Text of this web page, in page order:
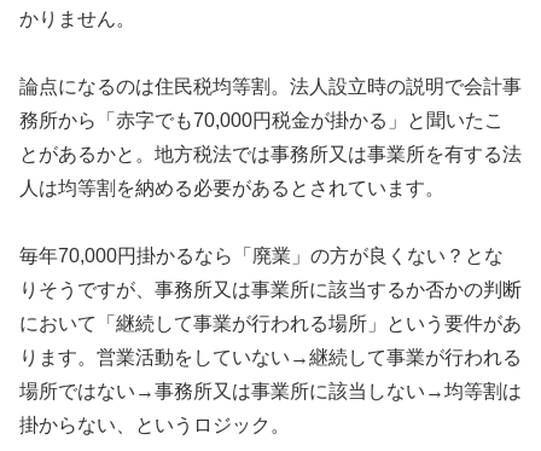
かりません。
論点になるのは住民税均等割。法人設立時の説明で会計事
務所から「赤字でも70,000円税金が掛かる」と聞いたこ
とがあるかと。地方税法では事務所又は事業所を有する法
人は均等割を納める必要があるとされています。
毎年70,000円掛かるなら「廃業」の方が良くない？とな
りそうですが、事務所又は事業所に該当するか否かの判断
において「継続して事業が行われる場所」という要件があ
ります。営業活動をしていない→継続して事業が行われる
場所ではない→事務所又は事業所に該当しない→均等割は
掛からない、というロジック。